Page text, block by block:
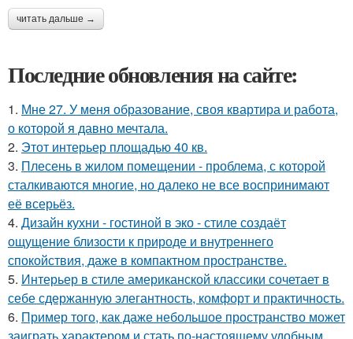
читать дальше →
Последние обновления на сайте:
1. Мне 27. У меня образование, своя квартира и работа,
о которой я давно мечтала.
2. Этот интерьер площадью 40 кв.
3. Плесень в жилом помещении - проблема, с которой
сталкиваются многие, но далеко не все воспринимают
её всерьёз.
4. Дизайн кухни - гостиной в эко - стиле создаёт
ощущение близости к природе и внутреннего
спокойствия, даже в компактном пространстве.
5. Интерьер в стиле американской классики сочетает в
себе сдержанную элегантность, комфорт и практичность.
6. Пример того, как даже небольшое пространство может
заиграть характером и стать по-настоящему удобным.